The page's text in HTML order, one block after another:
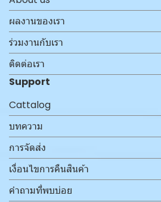
ผลงานของเรา
ร่วมงานกับเรา
ติดต่อเรา
Support
Cattalog
บทความ
การจัดส่ง
เงื่อนไขการคืนสินค้า
คำถามที่พบบ่อย